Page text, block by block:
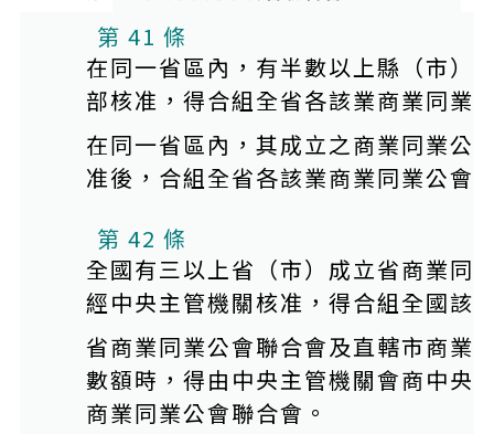
第 41 條
在同一省區內，有半數以上縣（市）
部核准，得合組全省各該業商業同業
在同一省區內，其成立之商業同業公
准後，合組全省各該業商業同業公會
第 42 條
全國有三以上省（市）成立省商業同
經中央主管機關核准，得合組全國該
省商業同業公會聯合會及直轄市商業
數額時，得由中央主管機關會商中央
商業同業公會聯合會。